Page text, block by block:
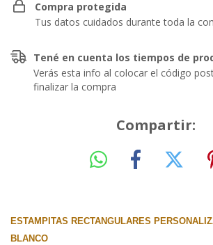
Compra protegida
Tus datos cuidados durante toda la
Tené en cuenta los tiempos de
Verás esta info al colocar el código
finalizar la compra
Compartir:
ESTAMPITAS RECTANGULARES
BLANCO